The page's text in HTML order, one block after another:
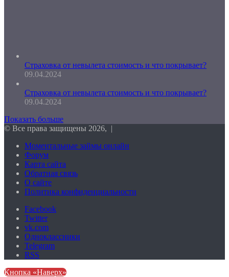
Страховка от невылета стоимость и что покрывает?
09.04.2024
Страховка от невылета стоимость и что покрывает?
09.04.2024
Показать больше
© Все права защищены 2026, |
Моментальные займы онлайн
Форум
Карта сайта
Обратная связь
О сайте
Политика конфиденциальности
Facebook
Twitter
vk.com
Одноклассники
Telegram
RSS
Кнопка «Наверх»